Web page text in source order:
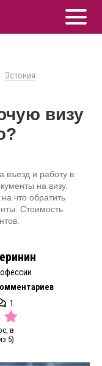
Эстония
визу
въезд и работу в
на визу.
что обратить
Стоимость
1
в
5)